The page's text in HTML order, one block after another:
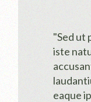
"Sed ut
iste
eaque